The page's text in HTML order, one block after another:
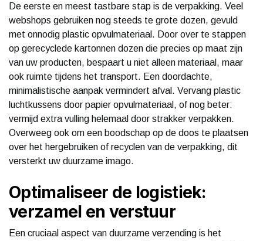
De eerste en meest tastbare stap is de verpakking. Veel
webshops gebruiken nog steeds te grote dozen, gevuld
met onnodig plastic opvulmateriaal. Door over te stappen
op gerecyclede kartonnen dozen die precies op maat zijn
van uw producten, bespaart u niet alleen materiaal, maar
ook ruimte tijdens het transport. Een doordachte,
minimalistische aanpak vermindert afval. Vervang plastic
luchtkussens door papier opvulmateriaal, of nog beter:
vermijd extra vulling helemaal door strakker verpakken.
Overweeg ook om een boodschap op de doos te plaatsen
over het hergebruiken of recyclen van de verpakking, dit
versterkt uw duurzame imago.
Optimaliseer de logistiek:
verzamel en verstuur
Een cruciaal aspect van duurzame verzending is het